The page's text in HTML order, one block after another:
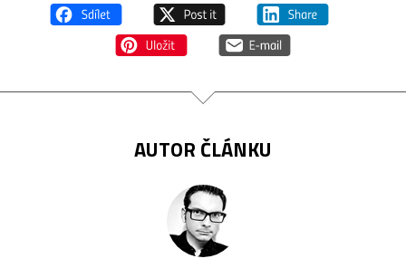
AUTOR ČLÁNKU